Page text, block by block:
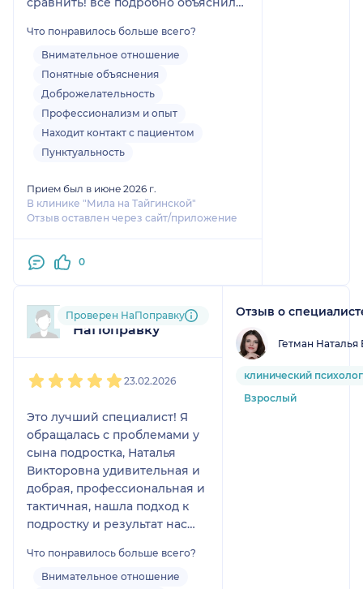
только к Айгуль Кудайбергеновне!
Что понравилось больше всего?
Внимательное отношение
Понятные объяснения
Доброжелательность
Профессионализм и опыт
Находит контакт с пациентом
Пунктуальность
Прием был в июне 2026 г.
В клинике "Мила на Тайгинской"
Отзыв оставлен через сайт/приложение
0
Пользователь
НаПоправку
Проверен НаПоправку
23.02.2026
Это лучший специалист! Я
обращалась с проблемами у
сына подростка, Наталья
Викторовна удивительная и
добрая, профессиональная и
тактичная, нашла подход к
подростку и результат нас
Я очень благодарна Наталье
Викторовне🤗
Что понравилось больше всего?
Внимательное отношение
Отзыв о
Гетман Наталья
клинический психолог
Взрослый